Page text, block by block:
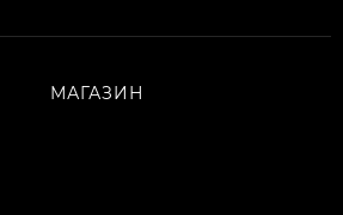
МАГАЗИН